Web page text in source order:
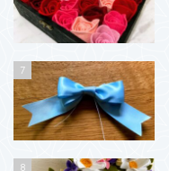
7
8